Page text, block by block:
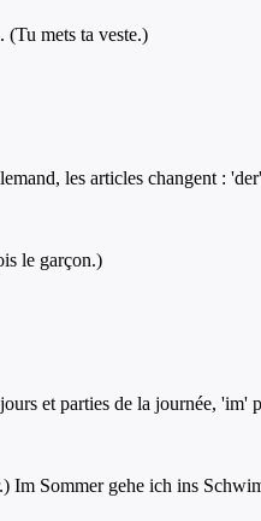
mets ta veste.)
les articles changent :
le garçon.)
et parties de la journée, 'im'
Sommer gehe ich ins